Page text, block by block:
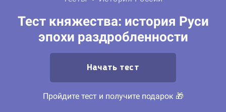
Тест княжества: история Руси
эпохи раздробленности
Начать тест
Пройдите тест и получите подарок 🎁